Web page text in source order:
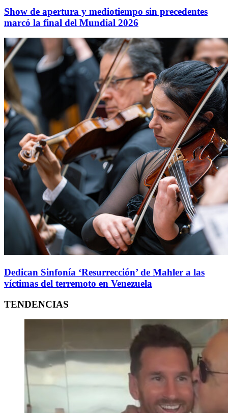
Show de apertura y mediotiempo sin precedentes
marcó la final del Mundial 2026
Dedican Sinfonía ‘Resurrección’ de Mahler a las
víctimas del terremoto en Venezuela
TENDENCIAS